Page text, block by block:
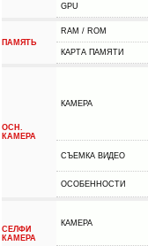
GPU
ПАМЯТЬ
RAM / ROM
КАРТА ПАМЯТИ
ОСН.
КАМЕРА
КАМЕРА
СЪЕМКА ВИДЕО
ОСОБЕННОСТИ
СЕЛФИ
КАМЕРА
КАМЕРА